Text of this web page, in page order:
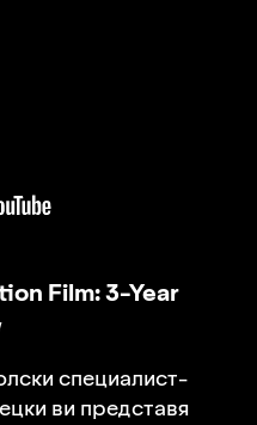
Film:3-Year
специалист-
ецки ви представя